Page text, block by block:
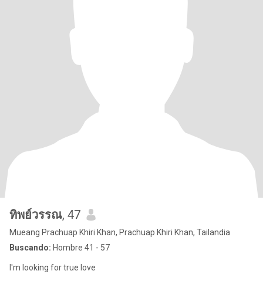
ทิพย์วรรณ, 47
Mueang Prachuap Khiri Khan, Prachuap Khiri Khan, Tailandia
Buscando: Hombre 41 - 57
I'm looking for true love